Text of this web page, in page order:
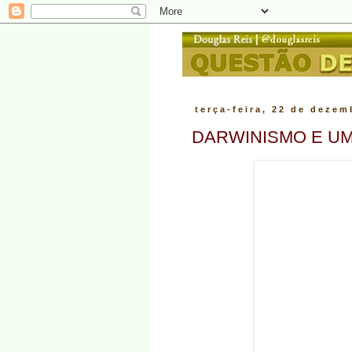
terça-feira, 22 de
DARWINISMO E